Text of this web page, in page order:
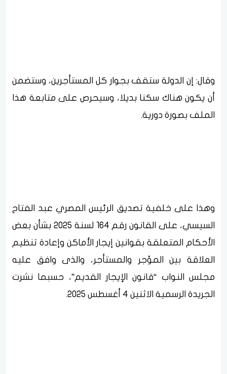
وقال: إن الدولة ستقف بجوار كل المستأجرين، وستضمن
أن يكون هناك سكنا بديلا، وسيحرص على متابعة هذا
الملف بصورة دورية.
وهذا على خلفية تصديق الرئيس المصري عبد الفتاح
السيسي، على القانون رقم 164 لسنة 2025 بشأن بعض
الأحكام المتعلقة بقوانين إيجار الأماكن وإعادة تنظيم
العلاقة بين المؤجر والمستأجر، والذى وافق عليه
مجلس النواب “قانون الإيجار القديم”، حسبما نشرت
الجريدة الرسمية الاثنين 4 أغسطس 2025.